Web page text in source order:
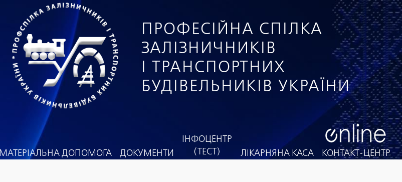
ПРОФЕСІЙНА СПІЛКА
ЗАЛІЗНИЧНИКІВ
І ТРАНСПОРТНИХ
БУДІВЕЛЬНИКІВ УКРАЇНИ
МАТЕРІАЛЬНА ДОПОМОГА ДОКУМЕНТИ
ІНФОЦЕНТР
(ТЕСТ)
ЛІКАРНЯНА КАСА КОНТАКТ-ЦЕНТР